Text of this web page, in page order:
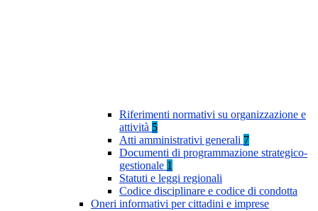
Riferimenti normativi su organizzazione e
attività 5
Atti amministrativi generali 7
Documenti di programmazione strategico-
gestionale 1
Statuti e leggi regionali
Codice disciplinare e codice di condotta
Oneri informativi per cittadini e imprese